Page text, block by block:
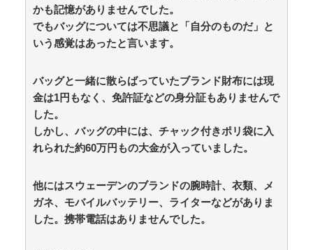
かも記憶がありませんでした。
でもバッグについては不思議と「自分のものだ」と
いう感覚はあったと言います。
バッグと一緒に散らばっていたブランド財布には現
金は1円もなく、免許証などの身分証もありませんで
した。
しかし、バッグの中には、チャック付きポリ袋に入
れられた約60万円もの大金が入っていました。
他にはスウェーデンのブランドの腕時計、衣類、メ
ガネ、モバイルバッテリー、ライターなどがありま
した。携帯電話はありませんでした。